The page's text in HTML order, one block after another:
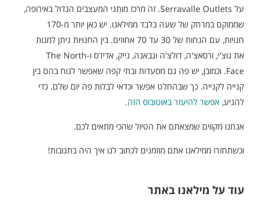
על Serravalle Outlets. זה מרכז מותגי המעצבים הגדול באירופה,
שממוקם במרחק של שעה בלבד ממילאנו. יש כאן יותר מ-170
חנויות, עם הנחות של 30 עד 70 אחוזים. בין החנויות ניתן למנות
את גוצ'י, ורסאצ'ה, דולצ'ה וגבאנה, נייק, אדידס ו-The North
Face. וכמובן, יש פה גם מסעדות ובתי קפה שאפשר לנוח בהם בין
קנייה לקנייה. כך שבהחלט אפשר וכדאי לבלות פה יום שלם. כדי
להגיע,אפשר להיעזר באוטובוס הזה.
אנחנו מקווים שמצאתם את הטיול שהכי מתאים לכם.
וכשתחזרו ממילאנו אתם מוזמנים לכתוב לנו איך היה בתגובות!
עוד על מילאנו באתר